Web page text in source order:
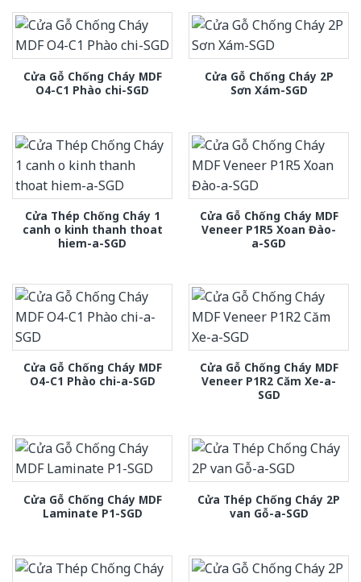
Cửa Gỗ Chống Cháy MDF
O4-C1 Phào chi-SGD
Cửa Gỗ Chống Cháy 2P
Sơn Xám-SGD
Cửa Thép Chống Cháy 1
canh o kinh thanh thoat
hiem-a-SGD
Cửa Gỗ Chống Cháy MDF
Veneer P1R5 Xoan Đào-
a-SGD
Cửa Gỗ Chống Cháy MDF
O4-C1 Phào chi-a-SGD
Cửa Gỗ Chống Cháy MDF
Veneer P1R2 Căm Xe-a-
SGD
Cửa Gỗ Chống Cháy MDF
Laminate P1-SGD
Cửa Thép Chống Cháy 2P
van Gỗ-a-SGD